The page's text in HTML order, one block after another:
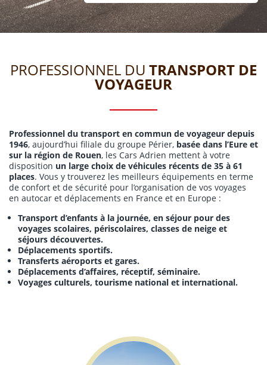
PROFESSIONNEL DU TRANSPORT DE
VOYAGEUR
Professionnel du transport en commun de voyageur depuis
1946, aujourd’hui filiale du groupe Périer, basée dans l’Eure et
sur la région de Rouen, les Cars Adrien mettent à votre
disposition un large choix de véhicules récents de 35 à 61
places. Vous y trouverez les meilleurs équipements en terme
de confort et de sécurité pour l’organisation de vos voyages
en autocar et déplacements en France et en Europe :
Transport d’enfants à la journée, en séjour pour des
voyages scolaires, périscolaires, classes de neige et
séjours découvertes.
Déplacements sportifs.
Transferts aéroports et gares.
Déplacements d’affaires, réceptif, séminaire.
Voyages culturels, tourisme national et international.